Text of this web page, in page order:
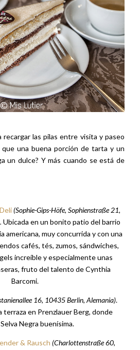
recargar las pilas entre visita y paseo
una buena porción de tarta y un
un dulce? Y más cuando se está de
(Sophie-Gips-Höfe, Sophienstraße 21,
Ubicada en un bonito patio del barrio
americana, muy concurrida y con una
cafés, tés, zumos, sándwiches,
increíble y especialmente unas
fruto del talento de Cynthia
Barcomi.
16, 10435 Berlin, Alemania).
en Prenzlauer Berg, donde
Negra buenísima.
& Rausch (Charlottenstraße 60,